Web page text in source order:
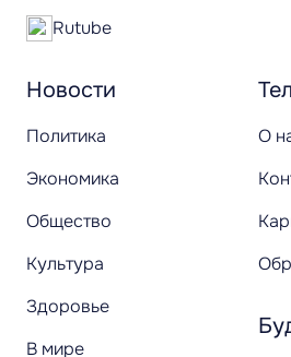
Новости
Политика
Экономика
Общество
Культура
Здоровье
В мире
О
Rutube